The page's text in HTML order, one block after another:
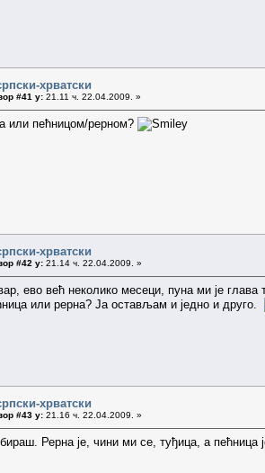
хрватски
#41 у: 21.11 ч. 22.04.2009. »
или пећницом/рерном?
хрватски
#42 у: 21.14 ч. 22.04.2009. »
ево већ неколико месеци, пуна ми је глава
или рерна? Ја остављам и једно и друго.
хрватски
#43 у: 21.16 ч. 22.04.2009. »
Рерна је, чини ми се, туђица, а пећница